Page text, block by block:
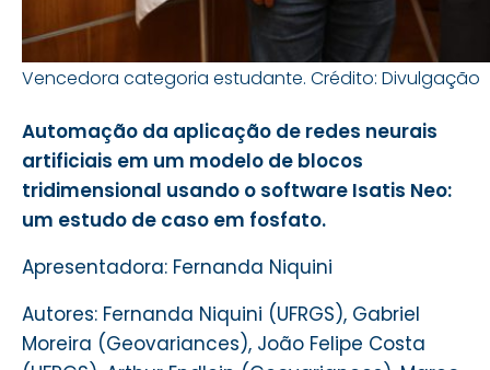
Vencedora categoria estudante. Crédito: Divulgação
Automação da aplicação de redes neurais
artificiais em um modelo de blocos
tridimensional usando o software Isatis Neo:
um estudo de caso em fosfato.
Apresentadora: Fernanda Niquini
Autores: Fernanda Niquini (UFRGS), Gabriel
Moreira (Geovariances), João Felipe Costa